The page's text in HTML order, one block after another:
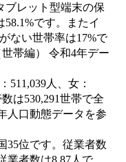
ブレット型端末の保
です。またイ
ない世帯率は17%で
帯編） 令和4年デー
511,039人、女：
は530,291世帯で全
人口動態データを参
35位です。従業者数